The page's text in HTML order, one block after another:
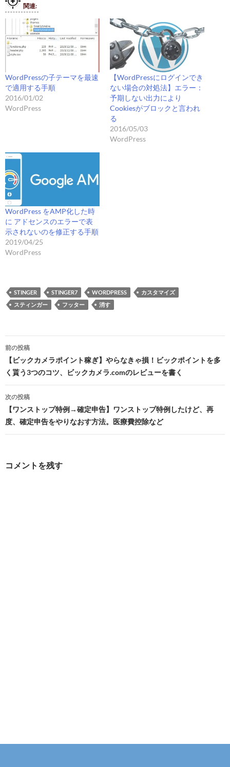
関連
WordPressの子テーマを最速
で適用する手順
2016/01/02
WordPress
【WordPressにログインでき
ない場合の対処法】エラー：
予期しない出力により
Cookiesがブロックと言われ
る
2016/05/03
WordPress
WordPress をAMP化した時
に アドセンスのエラーで表
示されないのを修正する手順
2019/04/25
WordPress
STINGER STINGER7 WORDPRESS
カスタマイズ
スティンガー
フッター 消す
投
稿
ナ
ビ
ゲ
ー
ョ
前の投稿
【ビックカメラポイント稼ぎ】やらなきゃ損！ビックポイントを多
く貰う3つのコツ、ビックカメラ.comのレビューを書く
次の投稿
【ワンストップ特例→確定申告】ワンストップ特例したけど、再
度、確定申告をやりなおす方法。医療費控除など
コメントを残す